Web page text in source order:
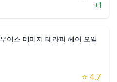
+1
어스 데미지 테라피 헤어 오일
⭐ 4.7